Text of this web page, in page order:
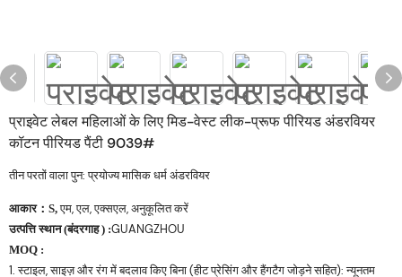
प्राइवेट लेबल महिलाओं के लिए मिड-वेस्ट लीक-प्रूफ पीरियड अंडरवियर
कॉटन पीरियड पैंटी 9039#
तीन परतों वाला पुन: प्रयोज्य मासिक धर्म अंडरवियर
आकार：S,एम, एल, एक्सएल, अनुकूलित करें
उत्पत्ति स्थान (बंदरगाह ) :GUANGZHOU
MOQ :
1. स्टाइल, साइज़ और रंग में बदलाव किए बिना (हीट प्रेसिंग और हैंगटैग जोड़ने सहित): न्यूनतम